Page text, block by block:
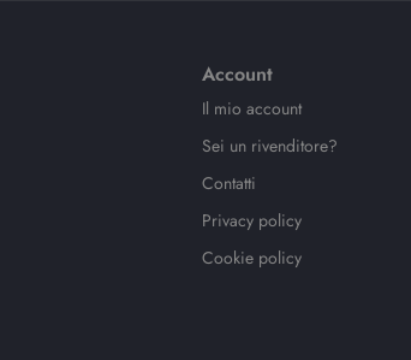
Account
Il mio account
Sei un rivenditore?
Contatti
Privacy policy
Cookie policy